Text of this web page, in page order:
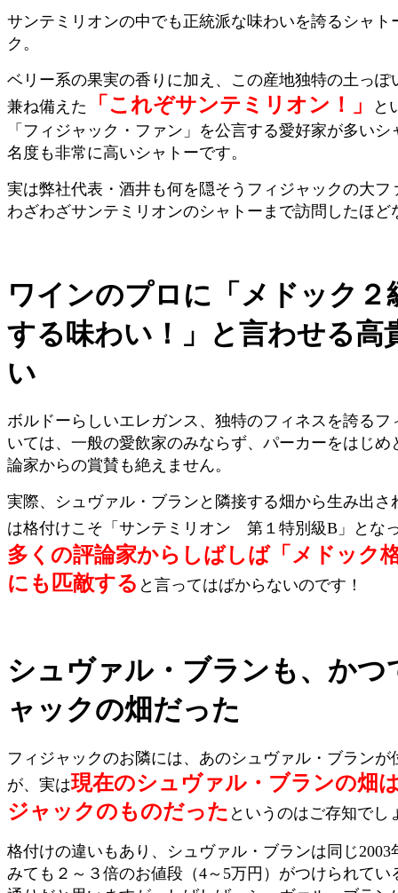
サンテミリオンの中でも正統派な味わいを誇るシャト
ク。
ベリー系の果実の香りに加え、この産地独特の土っぽ
兼ね備えた
「これぞサンテミリオン！」
と
「フィジャック・ファン」を公言する愛好家が多い
名度も非常に高いシャトーです。
実は弊社代表・酒井も何を隠そうフィジャックの大フ
わざわざサンテミリオンのシャトーまで訪問したほど
ワインのプロに「メドック２
する味わい！」と言わせる高
い
ボルドーらしいエレガンス、独特のフィネスを誇るフ
いては、一般の愛飲家のみならず、パーカーをはじめ
論家からの賞賛も絶えません。
実際、シュヴァル・ブランと隣接する畑から生み出さ
は格付けこそ「サンテミリオン 第１特別級B」とな
多くの評論家からしばしば「メドック
にも匹敵する と言ってはばからないのです！
シュヴァル・ブランも、かつ
ャックの畑だった
フィジャックのお隣には、あのシュヴァル・ブランが
が、実は現在のシュヴァル・ブランの畑
ジャックのものだった というのはご存知でし
格付けの違いもあり、シュヴァル・ブランは同じ2003
みても２～３倍のお値段（4～5万円）がつけられてい